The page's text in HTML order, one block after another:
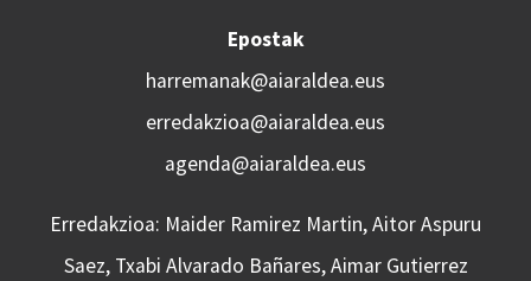
Epostak
harremanak@aiaraldea.eus
erredakzioa@aiaraldea.eus
agenda@aiaraldea.eus
Erredakzioa: Maider Ramirez Martin, Aitor Aspuru
Saez, Txabi Alvarado Bañares, Aimar Gutierrez